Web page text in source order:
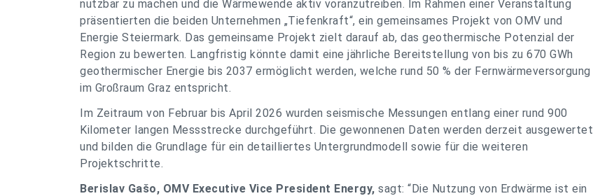
nutzbar zu machen und die Wärmewende aktiv voranzutreiben. Im Rahmen einer Veranstaltung
präsentierten die beiden Unternehmen „Tiefenkraft“, ein gemeinsames Projekt von OMV und
Energie Steiermark. Das gemeinsame Projekt zielt darauf ab, das geothermische Potenzial der
Region zu bewerten. Langfristig könnte damit eine jährliche Bereitstellung von bis zu 670 GWh
geothermischer Energie bis 2037 ermöglicht werden, welche rund 50 % der Fernwärmeversorgung
im Großraum Graz entspricht.
Im Zeitraum von Februar bis April 2026 wurden seismische Messungen entlang einer rund 900
Kilometer langen Messstrecke durchgeführt. Die gewonnenen Daten werden derzeit ausgewertet
und bilden die Grundlage für ein detailliertes Untergrundmodell sowie für die weiteren
Projektschritte.
Berislav Gašo, OMV Executive Vice President Energy, sagt: “Die Nutzung von Erdwärme ist ein